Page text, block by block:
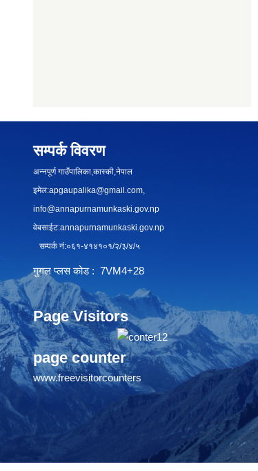
सम्पर्क विवरण
अन्नपूर्ण गाउँपालिका,कास्की,नेपाल
इमेल:apgaupalika@gmail.com
info@annapurnamunkaski.gov.np
वेबसाईट:annapurnamunkaski.gov.np
सम्पर्क नं:०६१-४१४१०१/२/३/४/५
गुगल प्लस कोड : 7VM4+28
Page Visitors
page counter
www.freevisitorcounters